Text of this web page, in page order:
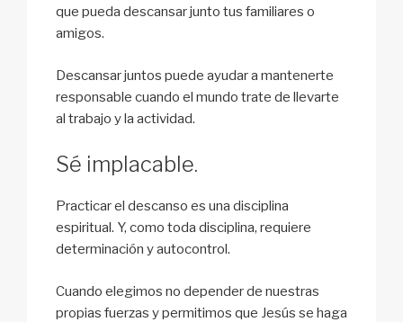
que pueda descansar junto tus familiares o
amigos.
Descansar juntos puede ayudar a mantenerte
responsable cuando el mundo trate de llevarte
al trabajo y la actividad.
Sé implacable.
Practicar el descanso es una disciplina
espiritual. Y, como toda disciplina, requiere
determinación y autocontrol.
Cuando elegimos no depender de nuestras
propias fuerzas y permitimos que Jesús se haga